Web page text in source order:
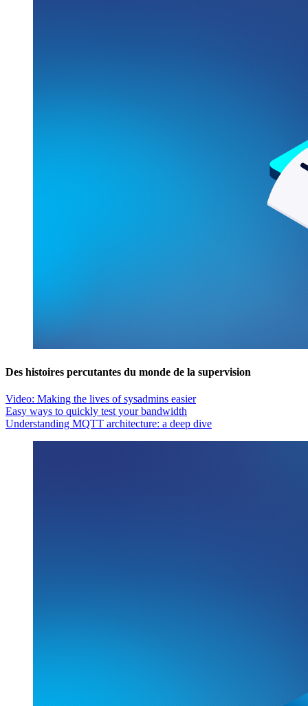
Des histoires percutantes du monde de la supervision
Video: Making the lives of sysadmins easier
Easy ways to quickly test your bandwidth
Understanding MQTT architecture: a deep dive